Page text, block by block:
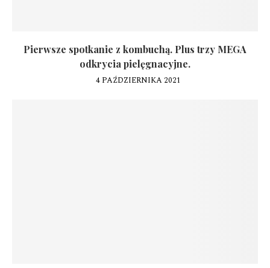
Pierwsze spotkanie z kombuchą. Plus trzy MEGA
odkrycia pielęgnacyjne.
4 PAŹDZIERNIKA 2021